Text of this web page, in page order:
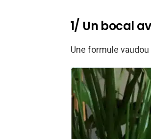
1/ Un bocal
Une formule